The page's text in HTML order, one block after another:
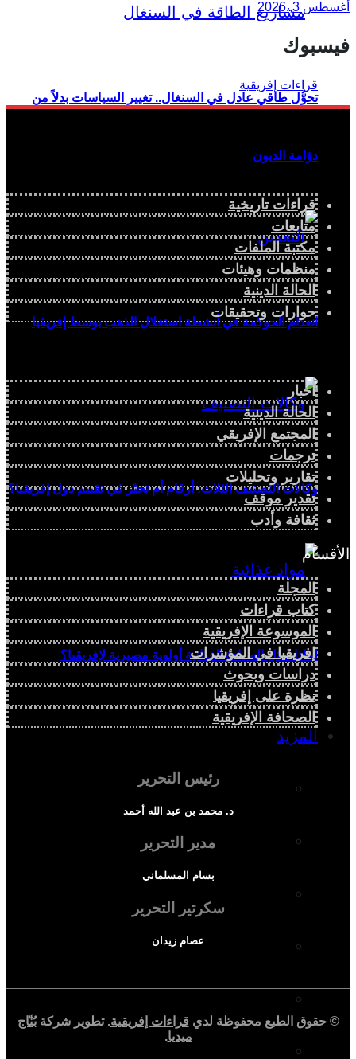
تحوُّل طاقي عادل في السنغال.. تغيير السياسات بدلاً من
دوّامة الديون
انعدام الحوكمة في أنشطة استغلال الذهب بوسط إفريقيا
وكالات التصنيف الثلاث: أرقام أم تحيّز في تقييم دول إفريقيا؟
لماذا تمثل السيادة الغذائية أولوية مصيرية لإفريقيا؟
المزيد
إفريقيا في المؤشرات
الحالة الدينية
الصحافة الإفريقية
أغسطس 3, 2026
فيسبوك
قراءات تاريخية
متابعات
مكتبة الملفات
منظمات وهيئات
الحالة الدينية
حوارات وتحقيقات
أخبار
الحالة الدينية
المجتمع الإفريقي
ترجمات
تقارير وتحليلات
تقدير موقف
ثقافة وأدب
الأقسام
المجلة
كتاب قراءات
الموسوعة الإفريقية
إفريقيا في المؤشرات
دراسات وبحوث
نظرة على إفريقيا
الصحافة الإفريقية
رئيس التحرير
د. محمد بن عبد الله أحمد
مدير التحرير
بسام المسلماني
سكرتير التحرير
عصام زيدان
© حقوق الطبع محفوظة لدي قراءات إفريقية. تطوير شركة بُنّاج
ميديا.